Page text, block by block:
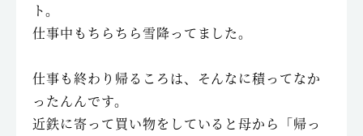
ト。
仕事中もちらちら雪降ってました。
仕事も終わり帰るころは、そんなに積ってなか
ったんんです。
近鉄に寄って買い物をしていると母から「帰っ